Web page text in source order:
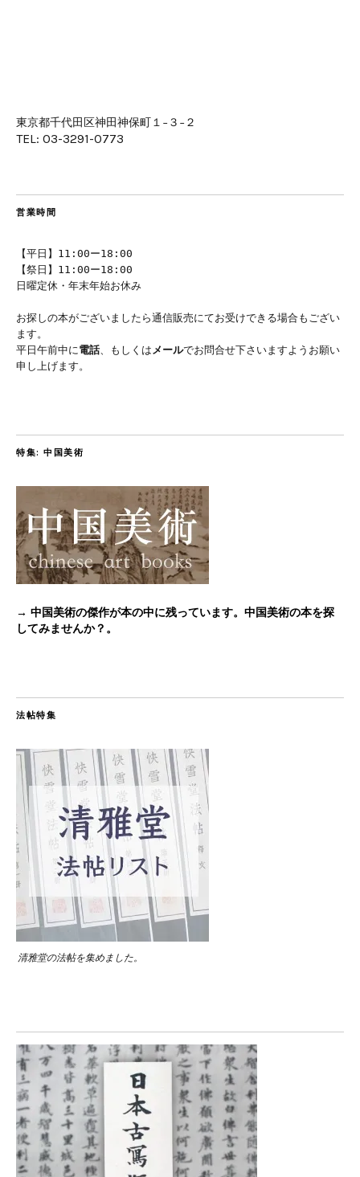
東京都千代田区神田神保町１−３−２
TEL: 03-3291-0773
営業時間
【平日】11:00ー18:00
【祭日】11:00ー18:00
日曜定休・年末年始お休み
お探しの本がございましたら通信販売にてお受けできる場合もござい
ます。
平日午前中に 電話 、もしくは メールでお問合せ下さいますようお願い
申し上げます。
特集: 中国美術
→ 中国美術の傑作が本の中に残っています。中国美術の本を探
してみませんか？。
法帖特集
清雅堂の法帖を集めました。